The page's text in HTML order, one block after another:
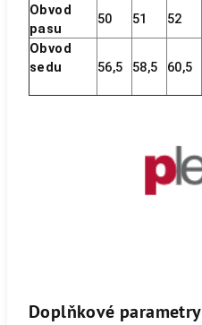
Obvod
pasu
50 51 52
Obvod
sedu
56,5 58,5 60,5
Doplňkové parametry